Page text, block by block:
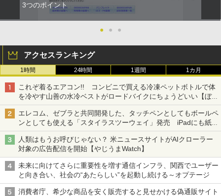
3つのポイント
● ● ●
アクセスランキング
1時間 24時間 1週間 1カ月
これぞ着るエアコン!! コンビニで買える冷凍ペットボトルで体
を冷やす山善の水冷ベストがロードバイクにちょうどいい【ぼっ
ち・ざ・ろーど！その14】【空いた時間でなにしてる？】
エレコム、ゼブラと共同開発した、タッチペンとしてもボールペ
ンとしても使える「スタイラスツーウェイ」発売 iPadにも紙に
も、持ち替えずに書き込める
人類はもうお呼びじゃない？ 米ニュースサイトがAIクローラー
対象の広告配信を開始【やじうまWatch】
未来に向けてさらに重要性を増す通信インフラ、関西でユーザー
と向き合い、社会の“あたらしい”を起動し続ける～オプテージ
消費者庁、希少な商品を安く販売すると見せかける偽通販サイト